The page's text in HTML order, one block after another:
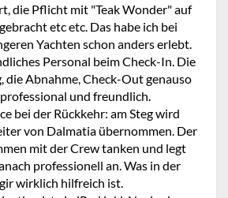
die Pflicht mit "Teak Wonder" auf
etc etc. Das habe ich bei
Yachten schon anders erlebt.
Personal beim Check-In. Die
die Abnahme, Check-Out genauso
und freundlich.
bei der Rückkehr: am Steg wird
von Dalmatia übernommen. Der
mit der Crew tanken und legt
professionell an. Was in der
wirklich hilfreich ist.